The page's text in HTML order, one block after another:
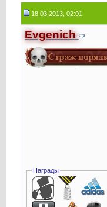
18.03.2013, 02:01
Evgenich
Награды